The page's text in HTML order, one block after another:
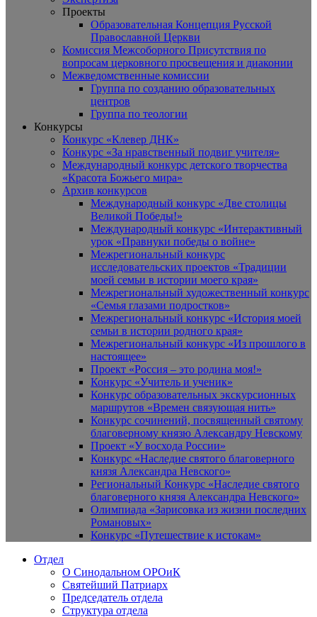
Проекты
Образовательная Концепция Русской
Православной Церкви
Комиссия Межсоборного Присутствия по
вопросам церковного просвещения и диаконии
Межведомственные комиссии
Группа по созданию образовательных
центров
Группа по теологии
Конкурсы
Конкурс «Клевер ДНК»
Конкурс «За нравственный подвиг учителя»
Международный конкурс детского творчества
«Красота Божьего мира»
Архив конкурсов
Международный конкурс «Две столицы
Великой Победы!»
Международный конкурс «Интерактивный
урок «Правнуки победы о войне»
Межрегиональный конкурс
исследовательских проектов «Традиции
моей семьи в истории моего края»
Межрегиональный художественный конкурс
«Семья глазами подростков»
Межрегиональный конкурс «История моей
семьи в истории родного края»
Межрегиональный конкурс «Из прошлого в
настоящее»
Проект «Россия – это родина моя!»
Конкурс «Учитель и ученик»
Конкурс образовательных экскурсионных
маршрутов «Времен связующая нить»
Конкурс сочинений, посвященный святому
благоверному князю Александру Невскому
Проект «У восхода России»
Конкурс «Наследие святого благоверного
князя Александра Невского»
Региональный Конкурс «Наследие святого
благоверного князя Александра Невского»
Олимпиада «Зарисовка из жизни последних
Романовых»
Конкурс «Путешествие к истокам»
Отдел
О Синодальном ОРОиК
Святейший Патриарх
Председатель отдела
Структура отдела